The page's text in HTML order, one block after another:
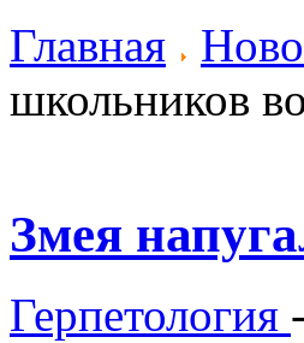
Главная
школьников
Змея
Герпетология -